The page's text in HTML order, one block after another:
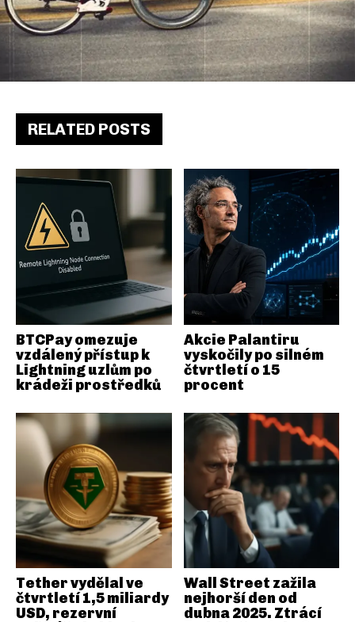
RELATED POSTS
BTCPay omezuje
vzdálený přístup k
Lightning uzlům po
krádeži prostředků
Akcie Palantiru
vyskočily po silném
čtvrtletí o 15
procent
Tether vydělal ve
čtvrtletí 1,5 miliardy
USD, rezervní
Wall Street zažila
nejhorší den od
dubna 2025. Ztrácí